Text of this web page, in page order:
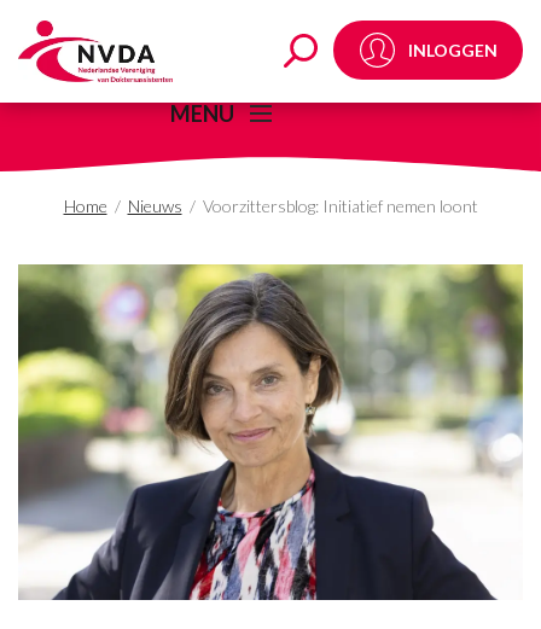
Voorzittersblog: INLOGGEN
MENU
Home / Nieuws / Voorzittersblog: Initiatief nemen loont